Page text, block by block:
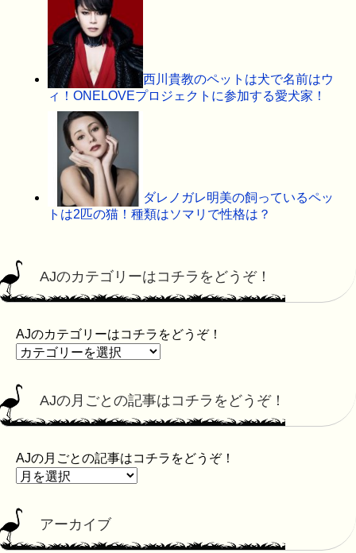
西川貴教のペットは犬で名前はウ
ィ！ONELOVEプロジェクトに参加する愛犬家！
ダレノガレ明美の飼っているペッ
トは2匹の猫！種類はソマリで性格は？
AJのカテゴリーはコチラをどうぞ！
AJのカテゴリーはコチラをどうぞ！
AJの月ごとの記事はコチラをどうぞ！
AJの月ごとの記事はコチラをどうぞ！
アーカイブ